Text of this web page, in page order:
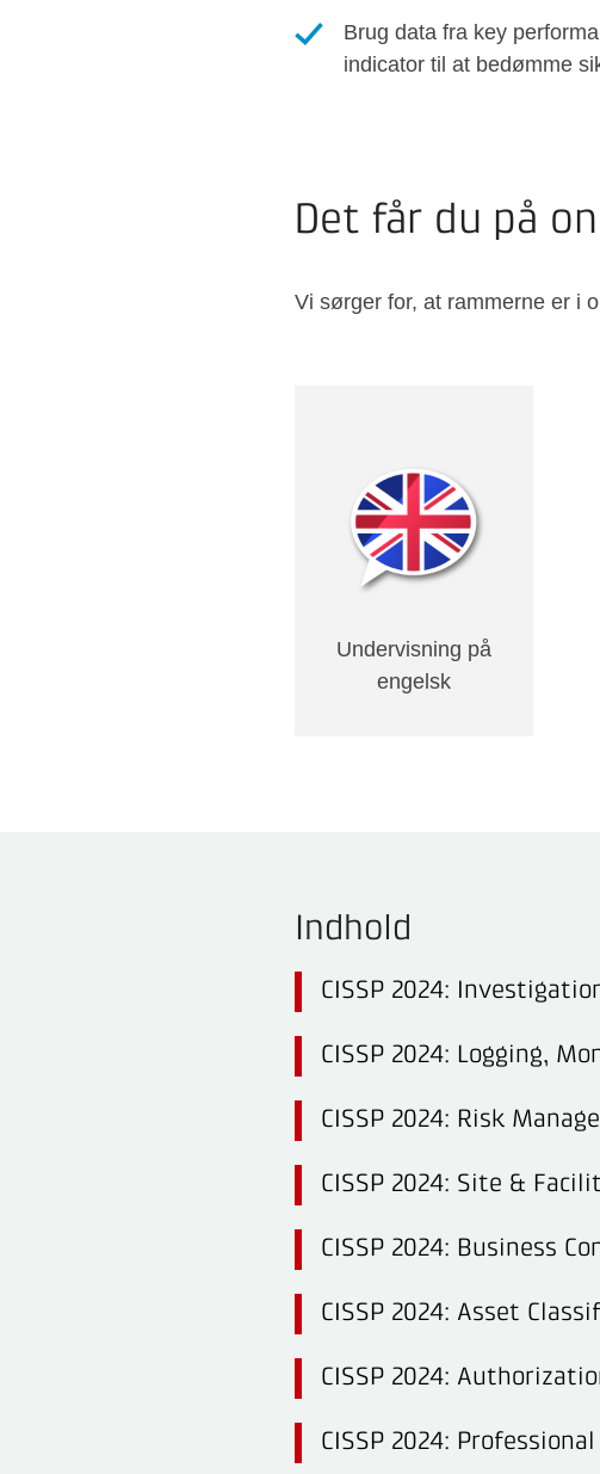
Brug data fra key
indicator til at bedømme
Det får du på
Vi sørger for, at rammerne er i
Undervisning på
engelsk
Indhold
CISSP 2024:
CISSP 2024: Logging,
CISSP 2024: Risk
CISSP 2024: Site &
CISSP 2024: Business
CISSP 2024: Asset
CISSP 2024:
CISSP 2024: